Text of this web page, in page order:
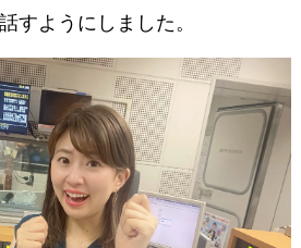
すようにしました。